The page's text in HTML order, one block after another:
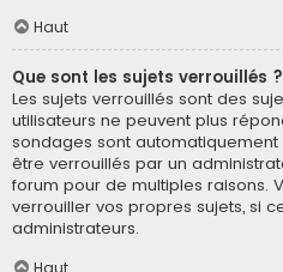
Haut
Que sont les sujets verrouillés ?
Les sujets verrouillés sont des
utilisateurs ne peuvent plus
sondages sont automatiquement
être verrouillés par un
forum pour de multiples raisons.
verrouiller vos propres sujets, si
administrateurs.